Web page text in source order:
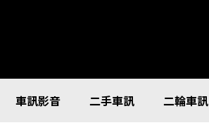
車訊影音 二手車訊 二輪車訊